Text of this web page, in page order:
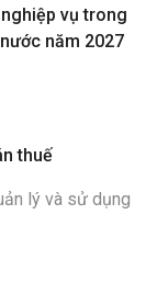
vụ trong
năm 2027
thuế